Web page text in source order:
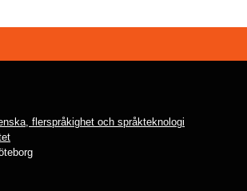
flerspråkighet och språkteknologi